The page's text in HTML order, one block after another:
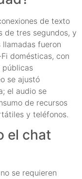
de texto
de tres segundos, y
fueron
domésticas, con
públicas
se ajustó
el audio se
de recursos
y teléfonos.
el chat
se requieren